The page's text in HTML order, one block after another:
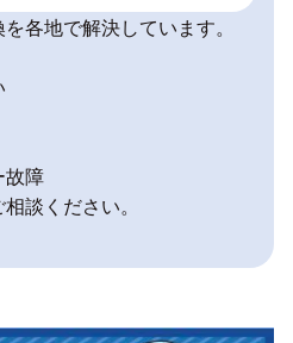
各地で解決しています。
故障
談ください。